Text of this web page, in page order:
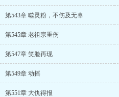
第543章 噬灵粉，不伤及无辜
第545章 老祖宗重伤
第547章 笑脸再现
第549章 动摇
第551章 大仇得报